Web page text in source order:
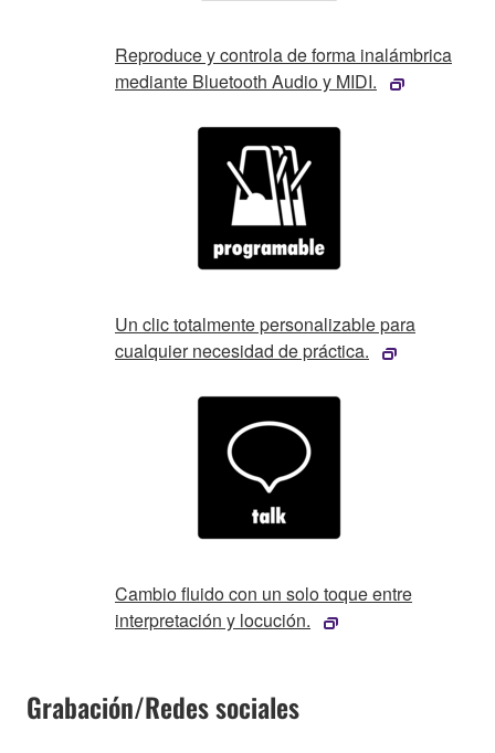
Reproduce y controla de forma inalámbrica
mediante Bluetooth Audio y MIDI.
Un clic totalmente personalizable para
cualquier necesidad de práctica.
Cambio fluido con un solo toque entre
interpretación y locución.
Grabación/Redes sociales